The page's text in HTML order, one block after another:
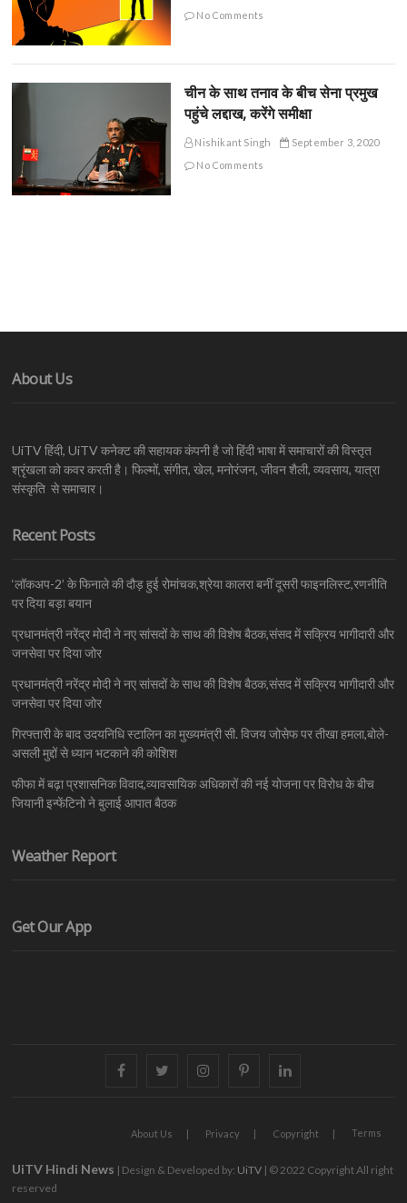
No Comments
चीन के साथ तनाव के बीच सेना प्रमुख
पहुंचे लद्दाख, करेंगे समीक्षा
Nishikant Singh
September 3, 2020
No Comments
About Us
UiTV हिंदी, UiTV कनेक्ट की सहायक कंपनी है जो हिंदी भाषा में समाचारों की विस्तृत
श्रृंखला को कवर करती है। फिल्मों, संगीत, खेल, मनोरंजन, जीवन शैली, व्यवसाय, यात्रा
संस्कृति से समाचार।
Recent Posts
‘लॉकअप-2’ के फिनाले की दौड़ हुई रोमांचक,श्रेया कालरा बनीं दूसरी फाइनलिस्ट,रणनीति
पर दिया बड़ा बयान
प्रधानमंत्री नरेंद्र मोदी ने नए सांसदों के साथ की विशेष बैठक,संसद में सक्रिय भागीदारी और
जनसेवा पर दिया जोर
प्रधानमंत्री नरेंद्र मोदी ने नए सांसदों के साथ की विशेष बैठक,संसद में सक्रिय भागीदारी और
जनसेवा पर दिया जोर
गिरफ्तारी के बाद उदयनिधि स्टालिन का मुख्यमंत्री सी. विजय जोसेफ पर तीखा हमला,बोले-
असली मुद्दों से ध्यान भटकाने की कोशिश
फीफा में बढ़ा प्रशासनिक विवाद,व्यावसायिक अधिकारों की नई योजना पर विरोध के बीच
जियानी इन्फेंटिनो ने बुलाई आपात बैठक
Weather Report
Get Our App
facebook twitter instagrampinterestlinkedin
About Us Privacy Copyright Terms
UiTV Hindi News | Design & Developed by: UiTV | © 2022 Copyright All right
reserved